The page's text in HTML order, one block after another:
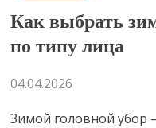
Как выбрать
по типу лица
04.04.2026
Зимой головной убор